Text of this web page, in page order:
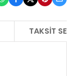
TAKSIT